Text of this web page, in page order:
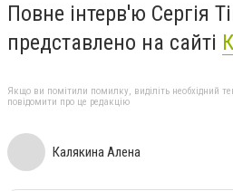
Повне інтерв'ю Сергія
представлено на сайті
Якщо ви помітили помилку, виділіть необхідний
повідомити про це редакцію
Калякина Алена